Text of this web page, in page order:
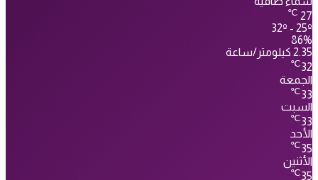
27
℃
32º - 25º
86%
2.35 كيلومتر/ساعة
32
℃
الجمعة
33
℃
السبت
33
℃
الأحد
35
℃
الأثنين
35
℃